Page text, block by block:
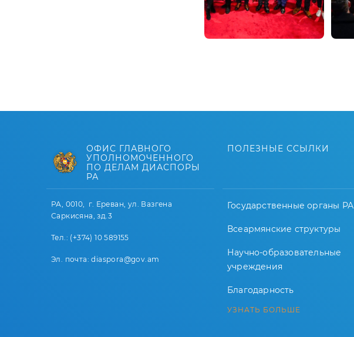
ОФИС ГЛАВНОГО
УПОЛНОМОЧЕННОГО
ПО ДЕЛАМ ДИАСПОРЫ
РА
РА, 0010, г. Ереван, ул. Вазгена
Саркисяна, зд.3
Тел.: (+374) 10 589155
Эл. почта: diaspora@gov.am
ПОЛЕЗНЫЕ ССЫЛКИ
Государственные органы РА
Всеармянские структуры
Научно-образовательные
учреждения
Благодарность
УЗНАТЬ БОЛЬШЕ